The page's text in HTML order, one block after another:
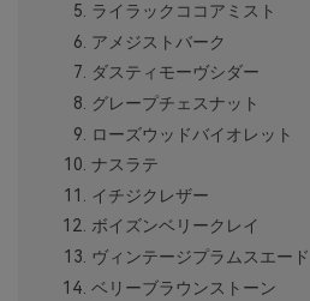
ライラックココアミスト
アメジストバーク
ダスティモーヴシダー
グレープチェスナット
ローズウッドバイオレット
ナスラテ
イチジクレザー
ボイズンベリークレイ
ヴィンテージプラムスエード
ベリーブラウンストーン